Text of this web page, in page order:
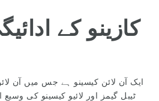
ٹیبل گیمز اور لائیو کیسینو کی